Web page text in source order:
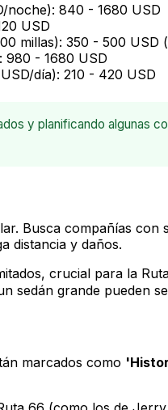
noche): 840 - 1680 USD
USD
millas): 350 - 500
980 - 1680 USD
día): 210 - 420 USD
y planificando algunas
Busca compañías
distancia y daños.
crucial para la
sedán grande pueden
marcados como